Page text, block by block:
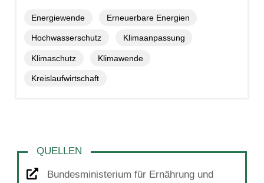
Energiewende Erneuerbare Energien
Hochwasserschutz Klimaanpassung
Klimaschutz Klimawende
Kreislaufwirtschaft
Bundesministerium für Ernährung und